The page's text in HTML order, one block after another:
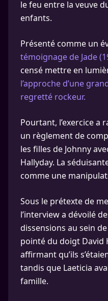
le feu entre la veuve
enfants.
Présenté comme un
témoignage de Jade
censé mettre en
l’approche d’une
regretté rockeur.
Pourtant, l’exercice a
un règlement de
les filles de Johnny
Hallyday. La
comme une
Sous le prétexte de
l’interview a dévoilé
dissensions au sein
pointé du doigt David
affirmant qu’ils
tandis que Laeticia
famille.